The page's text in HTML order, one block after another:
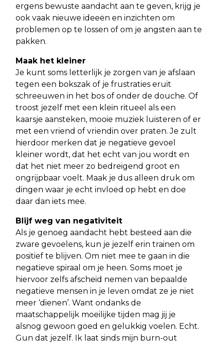
ergens bewuste aandacht aan te geven, krijg je
ook vaak nieuwe ideeën en inzichten om
problemen op te lossen of om je angsten aan te
pakken.
Maak het kleiner
Je kunt soms letterlijk je zorgen van je afslaan
tegen een bokszak of je frustraties eruit
schreeuwen in het bos of onder de douche. Of
troost jezelf met een klein ritueel als een
kaarsje aansteken, mooie muziek luisteren of er
met een vriend of vriendin over praten. Je zult
hierdoor merken dat je negatieve gevoel
kleiner wordt, dat het echt van jou wordt en
dat het niet meer zo bedreigend groot en
ongrijpbaar voelt. Maak je dus alleen druk om
dingen waar je echt invloed op hebt en doe
daar dan iets mee.
Blijf weg van negativiteit
Als je genoeg aandacht hebt besteed aan die
zware gevoelens, kun je jezelf erin trainen om
positief te blijven. Om niet mee te gaan in die
negatieve spiraal om je heen. Soms moet je
hiervoor zelfs afscheid nemen van bepaalde
negatieve mensen in je leven omdat ze je niet
meer ‘dienen’. Want ondanks de
maatschappelijk moeilijke tijden mag jij je
alsnog gewoon goed en gelukkig voelen. Echt.
Gun dat jezelf. Ik laat sinds mijn burn-out